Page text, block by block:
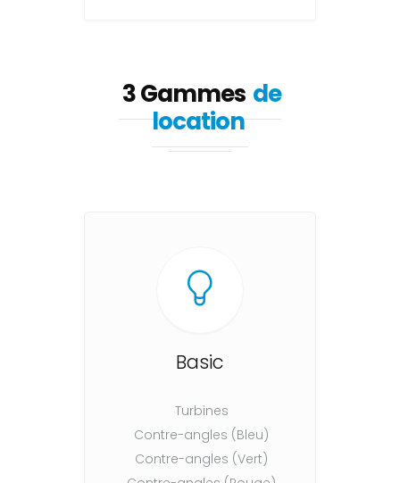
3 Gammes de
location
Basic
Turbines
Contre-angles (Bleu)
Contre-angles (Vert)